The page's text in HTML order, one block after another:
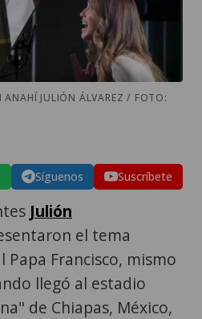
ANAHÍ JULIÓN ÁLVAREZ / FOTO:
Síguenos Suscríbete
Julión
el tema
Papa Francisco, mismo
llegó al estadio
de Chiapas, México,